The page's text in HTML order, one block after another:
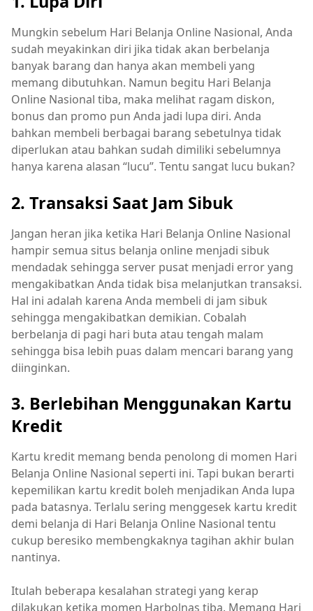
Mungkin sebelum Hari Belanja Online Nasional, Anda
sudah meyakinkan diri jika tidak akan berbelanja
banyak barang dan hanya akan membeli yang
memang dibutuhkan. Namun begitu Hari Belanja
Online Nasional tiba, maka melihat ragam diskon,
bonus dan promo pun Anda jadi lupa diri. Anda
bahkan membeli berbagai barang sebetulnya tidak
diperlukan atau bahkan sudah dimiliki sebelumnya
hanya karena alasan “lucu”. Tentu sangat lucu bukan?
2. Transaksi Saat Jam Sibuk
Jangan heran jika ketika Hari Belanja Online Nasional
hampir semua situs belanja online menjadi sibuk
mendadak sehingga server pusat menjadi error yang
mengakibatkan Anda tidak bisa melanjutkan transaksi.
Hal ini adalah karena Anda membeli di jam sibuk
sehingga mengakibatkan demikian. Cobalah
berbelanja di pagi hari buta atau tengah malam
sehingga bisa lebih puas dalam mencari barang yang
diinginkan.
3. Berlebihan Menggunakan Kartu
Kredit
Kartu kredit memang benda penolong di momen Hari
Belanja Online Nasional seperti ini. Tapi bukan berarti
kepemilikan kartu kredit boleh menjadikan Anda lupa
pada batasnya. Terlalu sering menggesek kartu kredit
demi belanja di Hari Belanja Online Nasional tentu
cukup beresiko membengkaknya tagihan akhir bulan
nantinya.
Itulah beberapa kesalahan strategi yang kerap
dilakukan ketika momen Harbolnas tiba. Memang Hari